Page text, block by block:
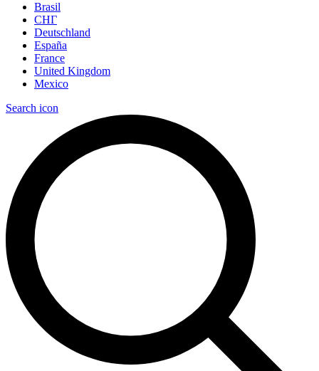
Brasil
СНГ
Deutschland
España
France
United Kingdom
Mexico
Search icon